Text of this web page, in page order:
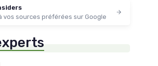
vos sources préférées sur Google